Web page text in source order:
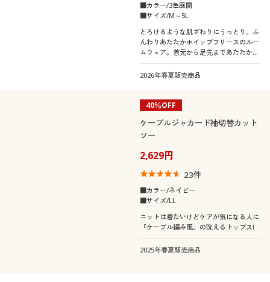
■カラー/3色展開
■サイズ/M～5L
とろけるような肌ざわりにうっとり、ふ
んわりあたたかホイップフリースのルー
ムウェア。首元から足先まであたたかな
だけでなく、ゆったりラクで動きやすい
から、一日中快適に過ごせます。ふっく
2026年春夏販売商品
40％OFF
ケーブルジャカード袖切替カット
ソー
2,629円
23件
■カラー/ネイビー
■サイズ/LL
ニットは着たいけどケアが気になる人に
「ケーブル編み風」の洗えるトップス!
2025年春夏販売商品